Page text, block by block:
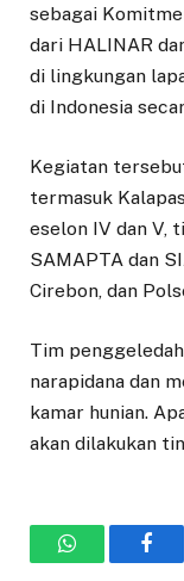
sebagai
dari HALINAR
di lingkungan
di Indonesia
Kegiatan
termasuk
eselon IV dan V,
SAMAPTA dan
Cirebon, dan
Tim
narapidana dan
kamar hunian.
akan dilakukan
WhatsApp